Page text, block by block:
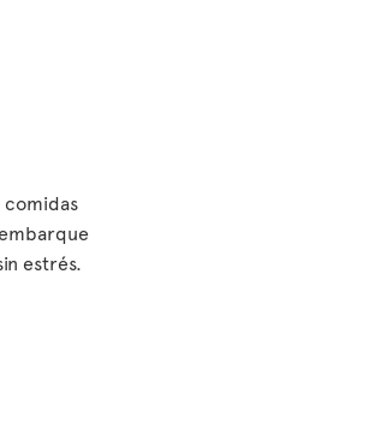
comidas
estrés.